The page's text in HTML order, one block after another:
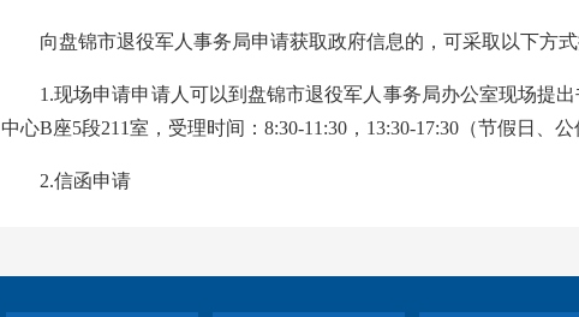
向盘锦市退役军人事务局申请获取政府信息的，可采取以下方式
1.现场申请申请人可以到盘锦市退役军人事务局办公室现场提
中心B座5段211室，受理时间：8:30-11:30，13:30-17:30（节假日、公
2.信函申请